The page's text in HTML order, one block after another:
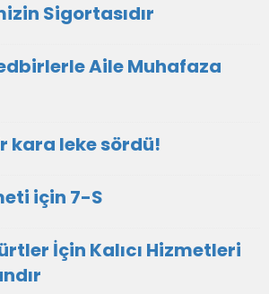
Sigortasıdır
Aile Muhafaza
kara leke sördü!
için 7-S
İçin Kalıcı Hizmetleri